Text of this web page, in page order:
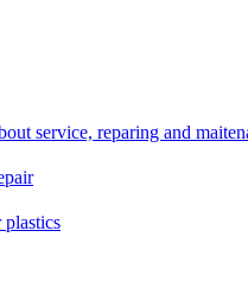
service, reparing and